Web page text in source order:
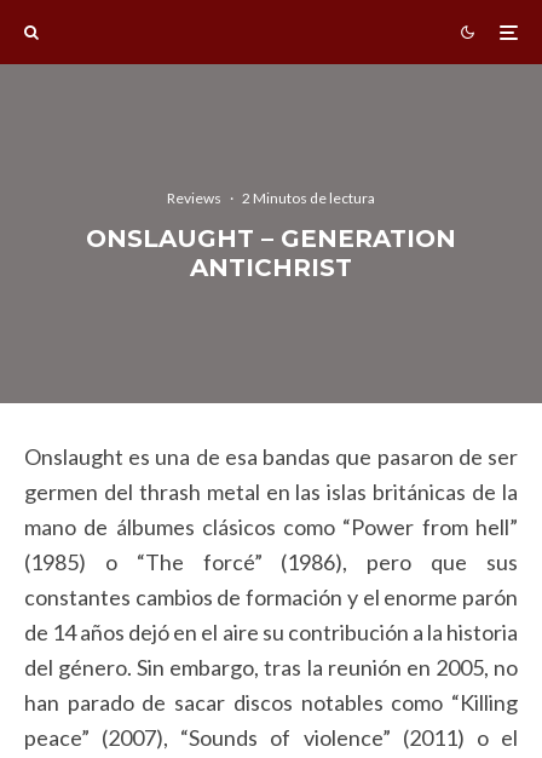
Reviews · 2 Minutos de lectura
ONSLAUGHT – GENERATION
ANTICHRIST
Onslaught es una de esa bandas que pasaron de ser
germen del thrash metal en las islas británicas de la
mano de álbumes clásicos como “Power from hell”
(1985) o “The forcé” (1986), pero que sus
constantes cambios de formación y el enorme parón
de 14 años dejó en el aire su contribución a la historia
del género. Sin embargo, tras la reunión en 2005, no
han parado de sacar discos notables como “Killing
peace” (2007), “Sounds of violence” (2011) o el